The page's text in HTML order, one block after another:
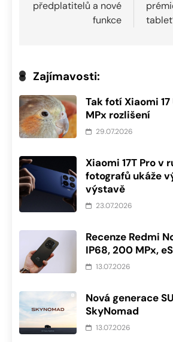
předplatitelů a nové
funkce
Zajímavosti:
Tak fotí Xiaomi
MPx rozlišení
29.07.2026
Xiaomi 17T Pro v
fotografů ukáže
výstavě
23.07.2026
Recenze Redmi
IP68, 200 MPx,
13.07.2026
Nová generace
SkyNomad
13.07.2026